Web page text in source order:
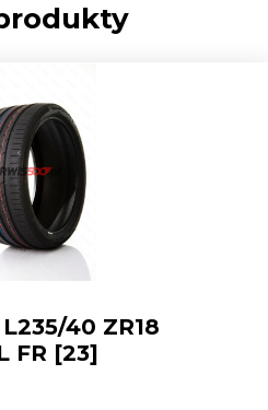
40 ZR18
FR [23]